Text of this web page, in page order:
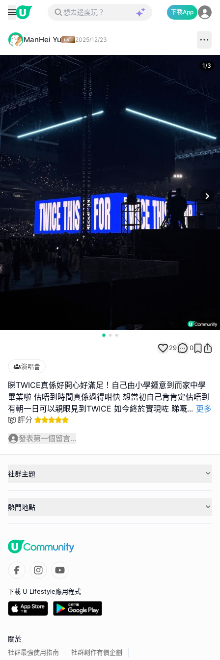
下載App
ManHei Yu 2025/12/23
1/3
29 0
演唱會
睇TWICE真係好開心好滿足！自己由小學鍾意到而家中學
畢業啦 估唔到時間真係過得咁快 想當初自己肯肯定估唔到
有朝一日可以親眼見到TWICE 如今終於實現咗 睇嘅... 更多
評分
發表第一個留言...
社群主題
熱門地點
下載 U Lifestyle應用程式
關於
社群最強使用指南 社群創作有價企劃